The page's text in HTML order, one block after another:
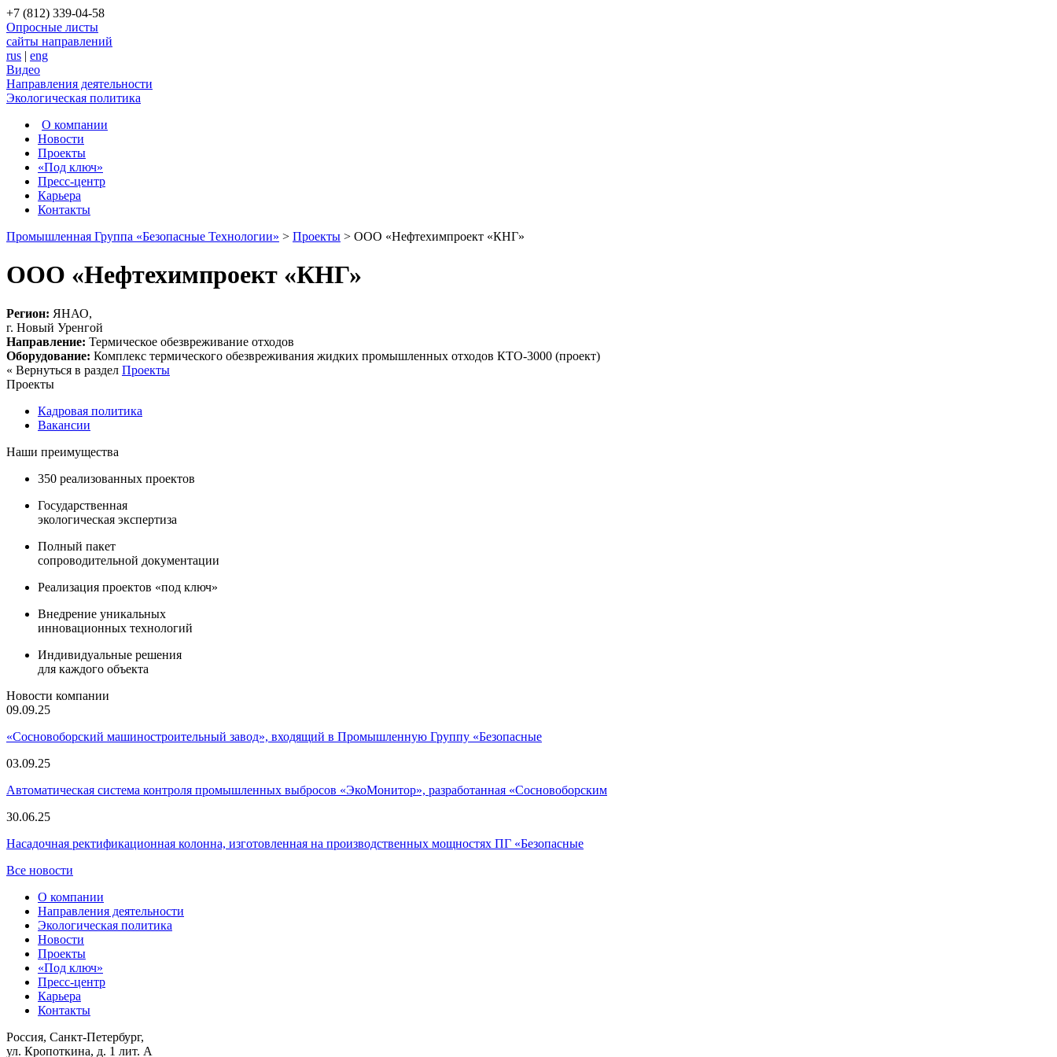
+7 (812) 339-04-58
Опросные листы
сайты направлений
rus | eng
Видео
Направления деятельности
Экологическая политика
О компании
Новости
Проекты
«Под ключ»
Пресс-центр
Карьера
Контакты
Промышленная Группа «Безопасные Технологии» > Проекты > ООО «Нефтехимпроект «КНГ»
ООО «Нефтехимпроект «КНГ»
Регион: ЯНАО,
г. Новый Уренгой
Направление: Термическое обезвреживание отходов
Оборудование: Комплекс термического обезвреживания жидких промышленных отходов КТО-3000 (проект)
« Вернуться в раздел Проекты
Проекты
Кадровая политика
Вакансии
Наши преимущества
350 реализованных проектов
Государственная
экологическая экспертиза
Полный пакет
сопроводительной документации
Реализация проектов «под ключ»
Внедрение уникальных
инновационных технологий
Индивидуальные решения
для каждого объекта
Новости компании
09.09.25
«Сосновоборский машиностроительный завод», входящий в Промышленную Группу «Безопасные
03.09.25
Автоматическая система контроля промышленных выбросов «ЭкоМонитор», разработанная «Сосновоборским
30.06.25
Насадочная ректификационная колонна, изготовленная на производственных мощностях ПГ «Безопасные
Все новости
О компании
Направления деятельности
Экологическая политика
Новости
Проекты
«Под ключ»
Пресс-центр
Карьера
Контакты
Россия, Санкт-Петербург,
ул. Кропоткина, д. 1 лит. А